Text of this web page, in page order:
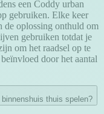
een Coddy urban
gebruiken. Elke keer
de oplossing onthuld om
gebruiken totdat je
om het raadsel op te
door het aantal
thuis spelen?